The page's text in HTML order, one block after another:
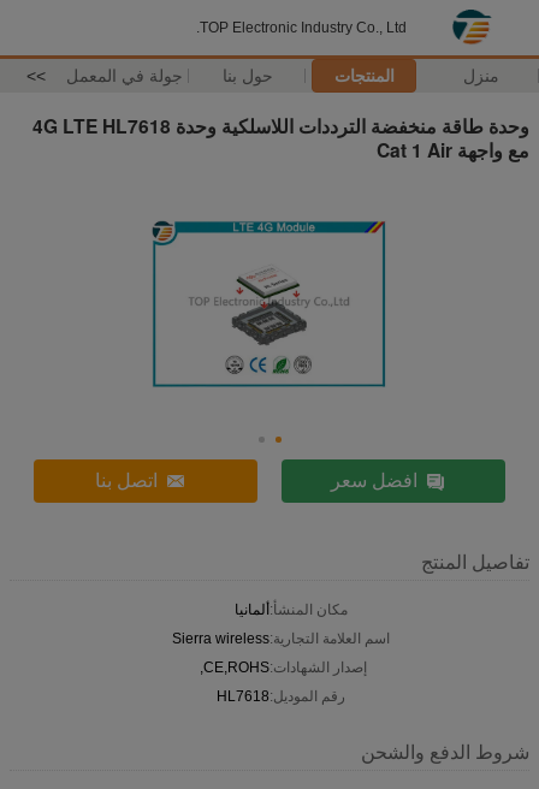
TOP Electronic Industry Co., Ltd.
منزل المنتجات حول بنا جولة في المعمل >>
وحدة طاقة منخفضة الترددات اللاسلكية وحدة 4G LTE HL7618
مع واجهة Cat 1 Air
افضل سعر اتصل بنا
تفاصيل المنتج
مكان المنشأ:ألمانيا
اسم العلامة التجارية:Sierra wireless
إصدار الشهادات:CE,ROHS,
رقم الموديل:HL7618
شروط الدفع والشحن